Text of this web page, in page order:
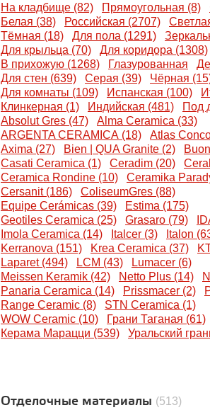
На кладбище (82)
Прямоугольная (8)
Белая (38)
Российская (2707)
Тёмная (18)
Для пола (1291)
Для крыльца (70)
Для коридора (1308)
В прихожую (1268)
Глазурованная
Для стен (639)
Серая (39)
Чёрная
Для комнаты (109)
Испанская (100)
Клинкерная (1)
Индийская (481)
Под
Absolut Gres (47)
Alma Ceramica (33)
ARGENTA CERAMICA (18)
Atlas
Axima (27)
Bien | QUA Granite (2)
Casati Ceramica (1)
Ceradim (20)
Ceramica Rondine (10)
Ceramika
Cersanit (186)
ColiseumGres (88)
Equipe Cerámicas (39)
Estima (175)
Geotiles Ceramica (25)
Grasaro (79)
Imola Ceramica (14)
Italcer (3)
Italon
Kerranova (151)
Krea Ceramica (37)
Laparet (494)
LCM (43)
Lumacer (6)
Meissen Keramik (42)
Netto Plus (14)
Panaria Ceramica (14)
Prissmacer (2)
Range Ceramic (8)
STN Ceramica (1)
WOW Ceramic (10)
Грани Таганая (61)
Керама Марацци (539)
Уральский
Отделочные материалы (513)